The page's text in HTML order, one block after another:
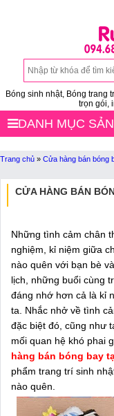
Bóng sinh nhật, Bóng trang
trọn gói,
DANH MỤC
Trang chủ » Cửa hàng bán bóng
CỬA HÀNG BÁN
Những tình cảm chân
nghiệm, kỉ niệm giữa
nào quên với bạn bè
lịch, những buổi cùng
đáng nhớ hơn cả là kỉ
ta. Nhắc nhở về tình
đặc biệt đó, cũng như
mối quan hệ khó phai
hàng bán bóng bay
phẩm trang trí sinh
nào quên.